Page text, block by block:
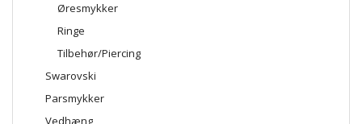
Øresmykker
Ringe
Tilbehør/Piercing
Swarovski
Parsmykker
Vedhæng